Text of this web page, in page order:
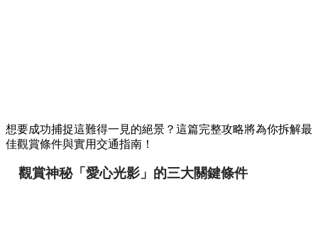
想要成功捕捉這難得一見的絕景？這篇完整攻略將為你拆解最
佳觀賞條件與實用交通指南！
觀賞神秘「愛心光影」的三大關鍵條件